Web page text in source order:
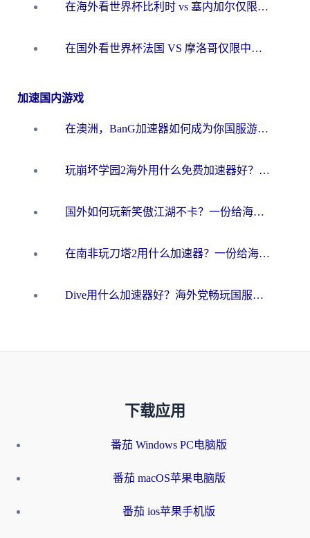
在海外看世界杯比利时 vs 塞内加尔仅限中国大陆？我找到了最流畅的中文解说之路
在国外看世界杯法国 VS 摩洛哥仅限中国大陆？海外党这样看中文解说赛事不卡顿
加速国内游戏
在澳洲，BanG加速器如何成为你国服游戏的“时光机”？
玩崩坏学园2海外用什么免费加速器好？2026海外党亲测国服游戏加速指南
国外如何玩新笑傲江湖不卡？一份给海外游子的终极网络指南
在南非玩刀塔2用什么加速器？一份给海外游子的终极生存指南
Dive用什么加速器好？海外党畅玩国服游戏的终极避坑指南
下载应用
番茄 Windows PC电脑版
番茄 macOS苹果电脑版
番茄 ios苹果手机版